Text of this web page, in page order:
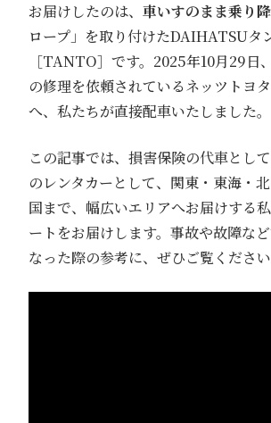
お届けしたのは、 車いすのまま乗り
ロープ」を取り付けたDAIHATSUタ
［TANTO］です。2025年10月29日
の修理を依頼されているネッツトヨ
へ、私たちが直接配車いたしました。
この記事では、損害保険の代車とし
のレンタカーとして、関東・東海・
国まで、幅広いエリアへお届けする
ートをお届けします。事故や故障な
なった際の参考に、ぜひご覧ください